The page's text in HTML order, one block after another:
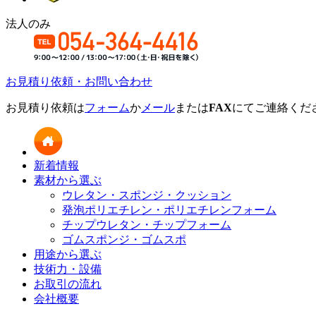
法人のみ
お見積り依頼・お問い合わせ
お見積り依頼はフォームか メールまたはFAXにてご連絡くだ
新着情報
素材から選ぶ
ウレタン・スポンジ・クッション
発泡ポリエチレン・ポリエチレンフォーム
チップウレタン・チップフォーム
ゴムスポンジ・ゴムスポ
用途から選ぶ
技術力・設備
お取引の流れ
会社概要